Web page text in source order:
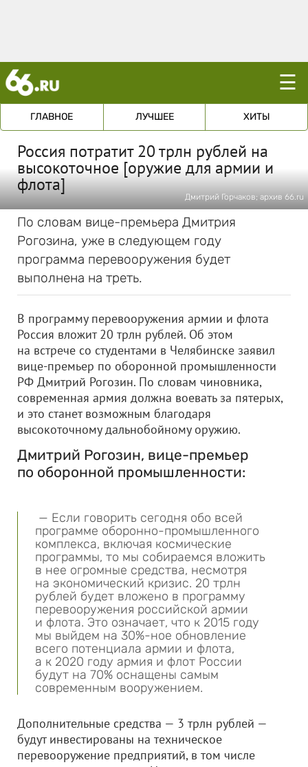
☰
ГЛАВНОЕ ЛУЧШЕЕ ХИТЫ
Россия потратит 20 трлн рублей на
высокоточное [оружие для армии и
флота]
Дмитрий Горчаков; архив 66.ru
По словам вице-премьера Дмитрия
Рогозина, уже в следующем году
программа перевооружения будет
выполнена на треть.
В программу перевооружения армии и флота
Россия вложит 20 трлн рублей. Об этом
на встрече со студентами в Челябинске заявил
вице-премьер по оборонной промышленности
РФ Дмитрий Рогозин. По словам чиновника,
современная армия должна воевать за пятерых,
и это станет возможным благодаря
высокоточному дальнобойному оружию.
Дмитрий Рогозин, вице-премьер
по оборонной промышленности:
— Если говорить сегодня обо всей
программе оборонно-промышленного
комплекса, включая космические
программы, то мы собираемся вложить
в нее огромные средства, несмотря
на экономический кризис. 20 трлн
рублей будет вложено в программу
перевооружения российской армии
и флота. Это означает, что к 2015 году
мы выйдем на 30%-ное обновление
всего потенциала армии и флота,
а к 2020 году армия и флот России
будут на 70% оснащены самым
современным вооружением.
Дополнительные средства — 3 трлн рублей —
будут инвестированы на техническое
перевооружение предприятий, в том числе